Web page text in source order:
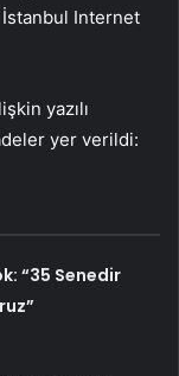
İstanbul Internet
yazılı
yer verildi:
“35 Senedir